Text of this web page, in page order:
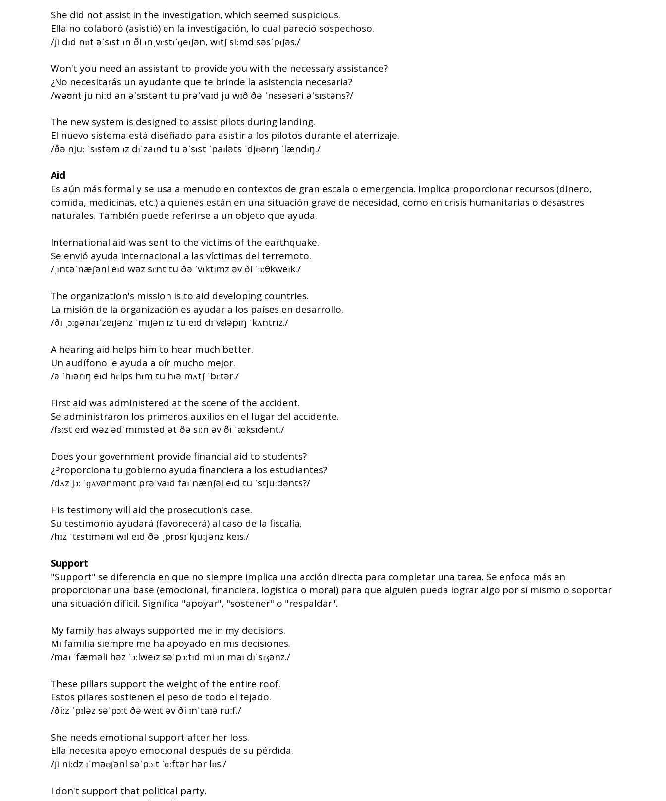
She did not assist in the investigation, which seemed suspicious.
Ella no colaboró (asistió) en la investigación, lo cual pareció sospechoso.
/ʃi dɪd nɒt əˈsɪst ɪn ði ɪnˌvɛstɪˈɡeɪʃən, wɪtʃ siːmd səsˈpɪʃəs./
Won't you need an assistant to provide you with the necessary assistance?
¿No necesitarás un ayudante que te brinde la asistencia necesaria?
/wəʊnt ju niːd ən əˈsɪstənt tu prəˈvaɪd ju wɪð ðə ˈnɛsəsəri əˈsɪstəns?/
The new system is designed to assist pilots during landing.
El nuevo sistema está diseñado para asistir a los pilotos durante el aterrizaje.
/ðə njuː ˈsɪstəm ɪz dɪˈzaɪnd tu əˈsɪst ˈpaɪləts ˈdjʊərɪŋ ˈlændɪŋ./
Aid
Es aún más formal y se usa a menudo en contextos de gran escala o emergencia. Implica proporcionar recursos (dinero,
comida, medicinas, etc.) a quienes están en una situación grave de necesidad, como en crisis humanitarias o desastres
naturales. También puede referirse a un objeto que ayuda.
International aid was sent to the victims of the earthquake.
Se envió ayuda internacional a las víctimas del terremoto.
/ˌɪntəˈnæʃənl eɪd wəz sɛnt tu ðə ˈvɪktɪmz əv ði ˈɜːθkweɪk./
The organization's mission is to aid developing countries.
La misión de la organización es ayudar a los países en desarrollo.
/ði ˌɔːɡənaɪˈzeɪʃənz ˈmɪʃən ɪz tu eɪd dɪˈvɛləpɪŋ ˈkʌntriz./
A hearing aid helps him to hear much better.
Un audífono le ayuda a oír mucho mejor.
/ə ˈhɪərɪŋ eɪd hɛlps hɪm tu hɪə mʌtʃ ˈbɛtər./
First aid was administered at the scene of the accident.
Se administraron los primeros auxilios en el lugar del accidente.
/fɜːst eɪd wəz ədˈmɪnɪstəd ət ðə siːn əv ði ˈæksɪdənt./
Does your government provide financial aid to students?
¿Proporciona tu gobierno ayuda financiera a los estudiantes?
/dʌz jɔː ˈɡʌvənmənt prəˈvaɪd faɪˈnænʃəl eɪd tu ˈstjuːdənts?/
His testimony will aid the prosecution's case.
Su testimonio ayudará (favorecerá) al caso de la fiscalía.
/hɪz ˈtɛstɪməni wɪl eɪd ðə ˌprɒsɪˈkjuːʃənz keɪs./
Support
"Support" se diferencia en que no siempre implica una acción directa para completar una tarea. Se enfoca más en
proporcionar una base (emocional, financiera, logística o moral) para que alguien pueda lograr algo por sí mismo o soportar
una situación difícil. Significa "apoyar", "sostener" o "respaldar".
My family has always supported me in my decisions.
Mi familia siempre me ha apoyado en mis decisiones.
/maɪ ˈfæməli həz ˈɔːlweɪz səˈpɔːtɪd mi ɪn maɪ dɪˈsɪʒənz./
These pillars support the weight of the entire roof.
Estos pilares sostienen el peso de todo el tejado.
/ðiːz ˈpɪləz səˈpɔːt ðə weɪt əv ði ɪnˈtaɪə ruːf./
She needs emotional support after her loss.
Ella necesita apoyo emocional después de su pérdida.
/ʃi niːdz ɪˈməʊʃənl səˈpɔːt ˈɑːftər hər lɒs./
I don't support that political party.